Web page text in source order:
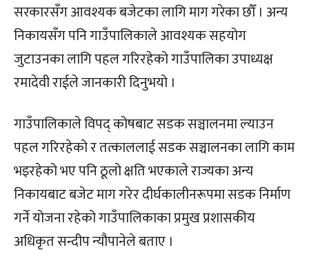
सरकारसँग आवश्यक बजेटका लागि माग गरेका छौँ । अन्य
निकायसँग पनि गाउँपालिकाले आवश्यक सहयोग
जुटाउनका लागि पहल गरिरहेको गाउँपालिका उपाध्यक्ष
रमादेवी राईले जानकारी दिनुभयो ।
गाउँपालिकाले विपद् कोषबाट सडक सञ्चालनमा ल्याउन
पहल गरिरहेको र तत्काललाई सडक सञ्चालनका लागि काम
भइरहेको भए पनि ठूलो क्षति भएकाले राज्यका अन्य
निकायबाट बजेट माग गरेर दीर्घकालीनरूपमा सडक निर्माण
गर्ने योजना रहेको गाउँपालिकाका प्रमुख प्रशासकीय
अधिकृत सन्दीप न्यौपानेले बताए ।